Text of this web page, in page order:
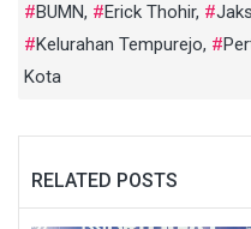
BUMN, Erick Thohir,
Kelurahan Tempurejo,
Kota
RELATED POSTS